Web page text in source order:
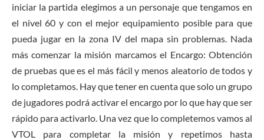
iniciar la partida elegimos a un personaje que tengamos en
el nivel 60 y con el mejor equipamiento posible para que
pueda jugar en la zona IV del mapa sin problemas. Nada
más comenzar la misión marcamos el Encargo: Obtención
de pruebas que es el más fácil y menos aleatorio de todos y
lo completamos. Hay que tener en cuenta que solo un grupo
de jugadores podrá activar el encargo por lo que hay que ser
rápido para activarlo. Una vez que lo completemos vamos al
VTOL para completar la misión y repetimos hasta